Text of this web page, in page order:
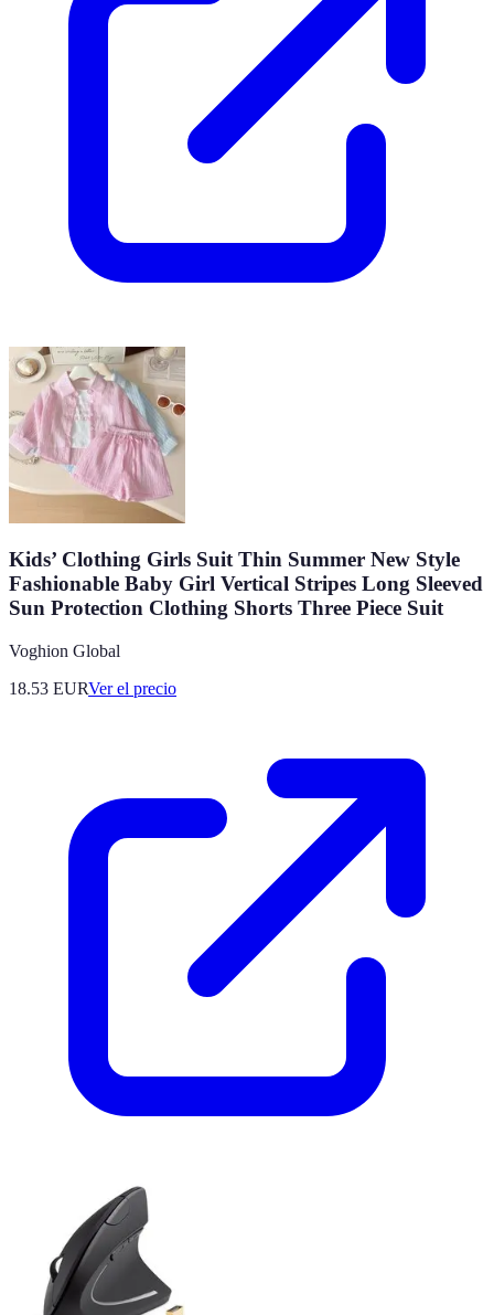
Kids’ Clothing Girls Suit Thin Summer New Style
Fashionable Baby Girl Vertical Stripes Long Sleeved
Sun Protection Clothing Shorts Three Piece Suit
Voghion Global
18.53 EURVer el precio